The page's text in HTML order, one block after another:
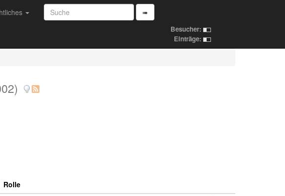
➠
Besucher:
Einträge:
Rolle